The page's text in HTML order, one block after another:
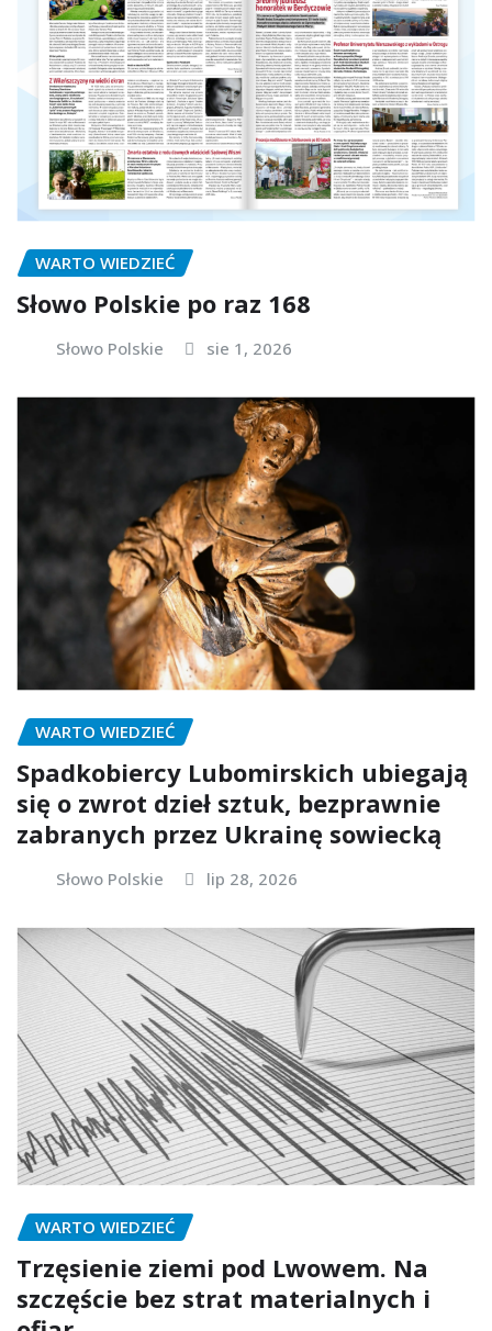
WARTO WIEDZIEĆ
Słowo Polskie po raz 168
Słowo Polskie sie 1, 2026
WARTO WIEDZIEĆ
Spadkobiercy Lubomirskich ubiegają
się o zwrot dzieł sztuk, bezprawnie
zabranych przez Ukrainę sowiecką
Słowo Polskie lip 28, 2026
WARTO WIEDZIEĆ
Trzęsienie ziemi pod Lwowem. Na
szczęście bez strat materialnych i